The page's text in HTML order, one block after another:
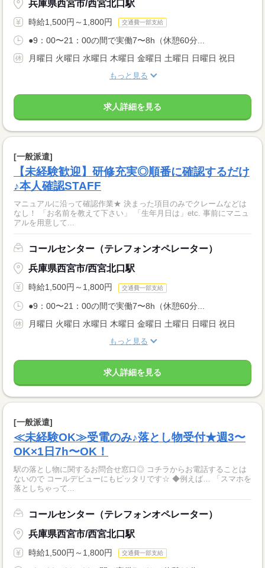
兵庫県西宮市/西宮北口駅
時給1,500円～1,800円 交通費一部支給
●9：00〜21：00の間で実働7〜8h（休憩60分...
月曜日 火曜日 水曜日 木曜日 金曜日 土曜日 日曜日 祝日
もっと見る
求人詳細を見る
[一般派遣]
【未経験歓迎】研修充実◎順番に確認するだけ
♪本人確認STAFF
マニュアルに沿って確認作業★ 決まった項目のみでクレームなどは
なし！ 「お名前を教えて下さい」 「生年月日は」etc. 事前にマニュ
アルを用意して...
コールセンター（テレフォンオペレーター）
兵庫県西宮市/西宮北口駅
時給1,500円～1,800円 交通費一部支給
●9：00〜21：00の間で実働7〜8h（休憩60分...
月曜日 火曜日 水曜日 木曜日 金曜日 土曜日 日曜日 祝日
もっと見る
求人詳細を見る
[一般派遣]
≪未経験OK≫受電のみ♪落とし物受付★週3〜
OK×1日7h〜OK！
駅の落とし物に関するお問合せ窓口◎ コチラからお電話することは
ないので コールデビューにもピッタリです☆ ◆例えば… 「スマホを
落としちゃって...
コールセンター（テレフォンオペレーター）
兵庫県西宮市/西宮北口駅
時給1,500円～1,800円 交通費一部支給